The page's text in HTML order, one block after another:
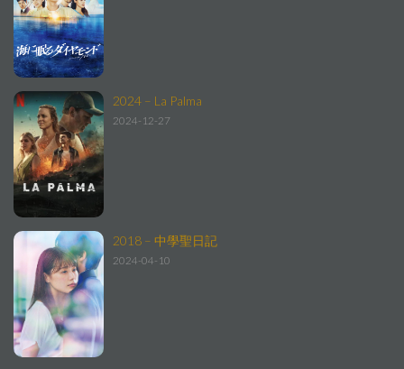
2024 – La Palma
2024-12-27
2018 – 中學聖日記
2024-04-10